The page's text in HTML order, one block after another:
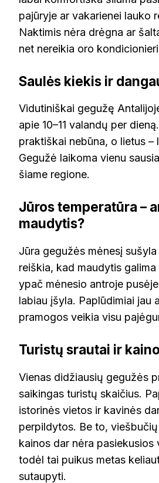
pajūryje ar vakarienei lauko
Naktimis nėra drėgna ar
net nereikia oro
Saulės kiekis ir
Vidutiniškai gegužę
apie 10–11 valandų per
praktiškai nebūna, o lietus –
Gegužė laikoma vienu
šiame regione.
Jūros temperatūra –
maudytis?
Jūra gegužės mėnesį sušyla
reiškia, kad maudytis
ypač mėnesio antroje
labiau įšyla. Paplūdimiai jau
pramogos veikia visu
Turistų srautai ir
Vienas didžiausių gegužės
saikingas turistų skaičius.
istorinės vietos ir kavinės
perpildytos. Be to,
kainos dar nėra pasiekusios
todėl tai puikus metas
sutaupyti.